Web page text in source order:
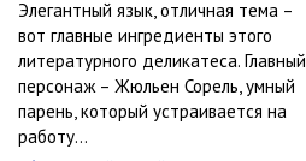
Элегантный язык, отличная тема –
вот главные ингредиенты этого
литературного деликатеса. Главный
персонаж – Жюльен Сорель, умный
парень, который устраивается на
работу...